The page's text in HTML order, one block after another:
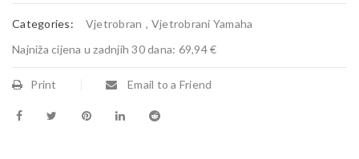
Categories: Vjetrobran , Vjetrobrani Yamaha
Najniža cijena u zadnjih 30 dana: 69,94 €
Print Email to a Friend